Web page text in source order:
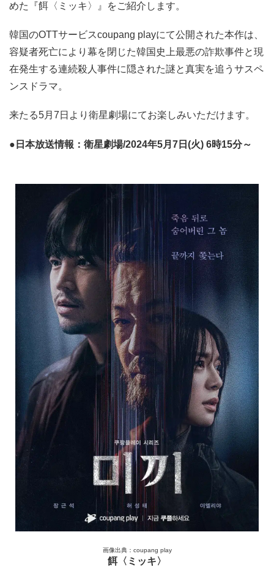
めた『餌〈ミッキ〉』をご紹介します。
韓国のOTTサービスcoupang playにて公開された本作は、
容疑者死亡により幕を閉じた韓国史上最悪の詐欺事件と現
在発生する連続殺人事件に隠された謎と真実を追うサスペ
ンスドラマ。
来たる5月7日より衛星劇場にてお楽しみいただけます。
●日本放送情報：衛星劇場/2024年5月7日(火) 6時15分～
画像出典：coupang play
餌〈ミッキ〉